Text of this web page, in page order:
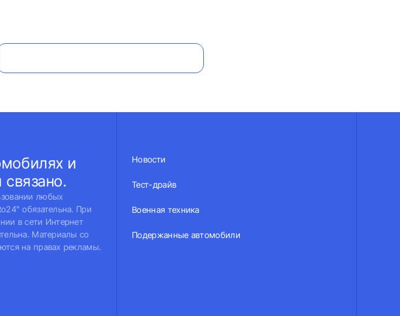
и
любых
обязательна. При
в сети Интернет
Материалы со
на правах рекламы.
Новости
Тест-драйв
Военная техника
Подержанные автомобили